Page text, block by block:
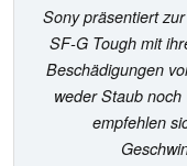
Sony präsentiert
SF-G Tough mit
Beschädigungen
weder Staub
empfehlen